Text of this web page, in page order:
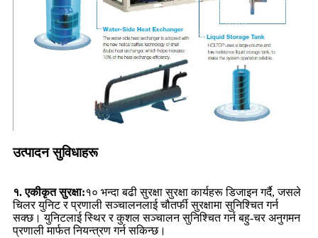
उत्पादन सुविधाहरू
१. एकीकृत सुरक्षा:१० भन्दा बढी सुरक्षा सुरक्षा कार्यहरू डिजाइन गर्दै, जसले
चिलर युनिट र प्रणाली सञ्चालनलाई चौतर्फी सुरक्षामा सुनिश्चित गर्न
सक्छ। युनिटलाई स्थिर र कुशल सञ्चालन सुनिश्चित गर्न बहु-चर अनुगमन
प्रणाली मार्फत नियन्त्रण गर्न सकिन्छ।